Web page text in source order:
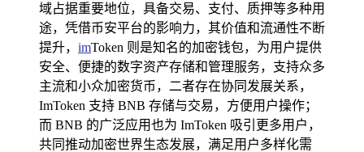
域占据重要地位，具备交易、支付、质押等多种用
途，凭借币安平台的影响力，其价值和流通性不断
提升， imToken 则是知名的加密钱包，为用户提供
安全、便捷的数字资产存储和管理服务，支持众多
主流和小众加密货币，二者存在协同发展关系，
ImToken 支持 BNB 存储与交易，方便用户操作；
而 BNB 的广泛应用也为 ImToken 吸引更多用户，
共同推动加密世界生态发展，满足用户多样化需